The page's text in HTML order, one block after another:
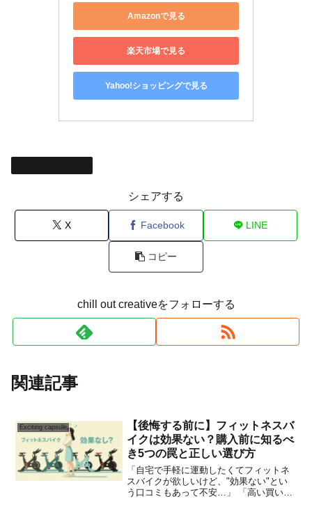
Amazonで見る
楽天市場で見る
Yahoo!ショッピングで見る
シェアする
X Facebook LINE
コピー
chill out creativeをフォローする
関連記事
Exciting capsule
【後悔する前に】フィットネスバ
イクは効果ない？購入前に知るべ
き5つの罠と正しい選び方
「自宅で手軽に運動したくてフィットネ
スバイクが欲しいけど、"効果ない"とい
う口コミもあって不安…」 「高い買い物